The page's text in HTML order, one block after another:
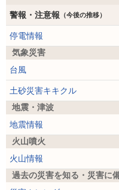
警報・注意報 （今後の推移）
停電情報
気象災害
台風
土砂災害キキクル
地震・津波
地震情報
火山噴火
火山情報
過去の災害を知る・災害に